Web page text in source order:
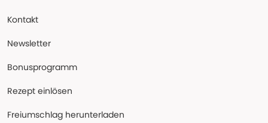
Kontakt
Newsletter
Bonusprogramm
Rezept einlösen
Freiumschlag herunterladen